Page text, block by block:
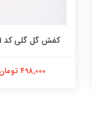
کفش گل گلی کد 7951
498,000 تومان